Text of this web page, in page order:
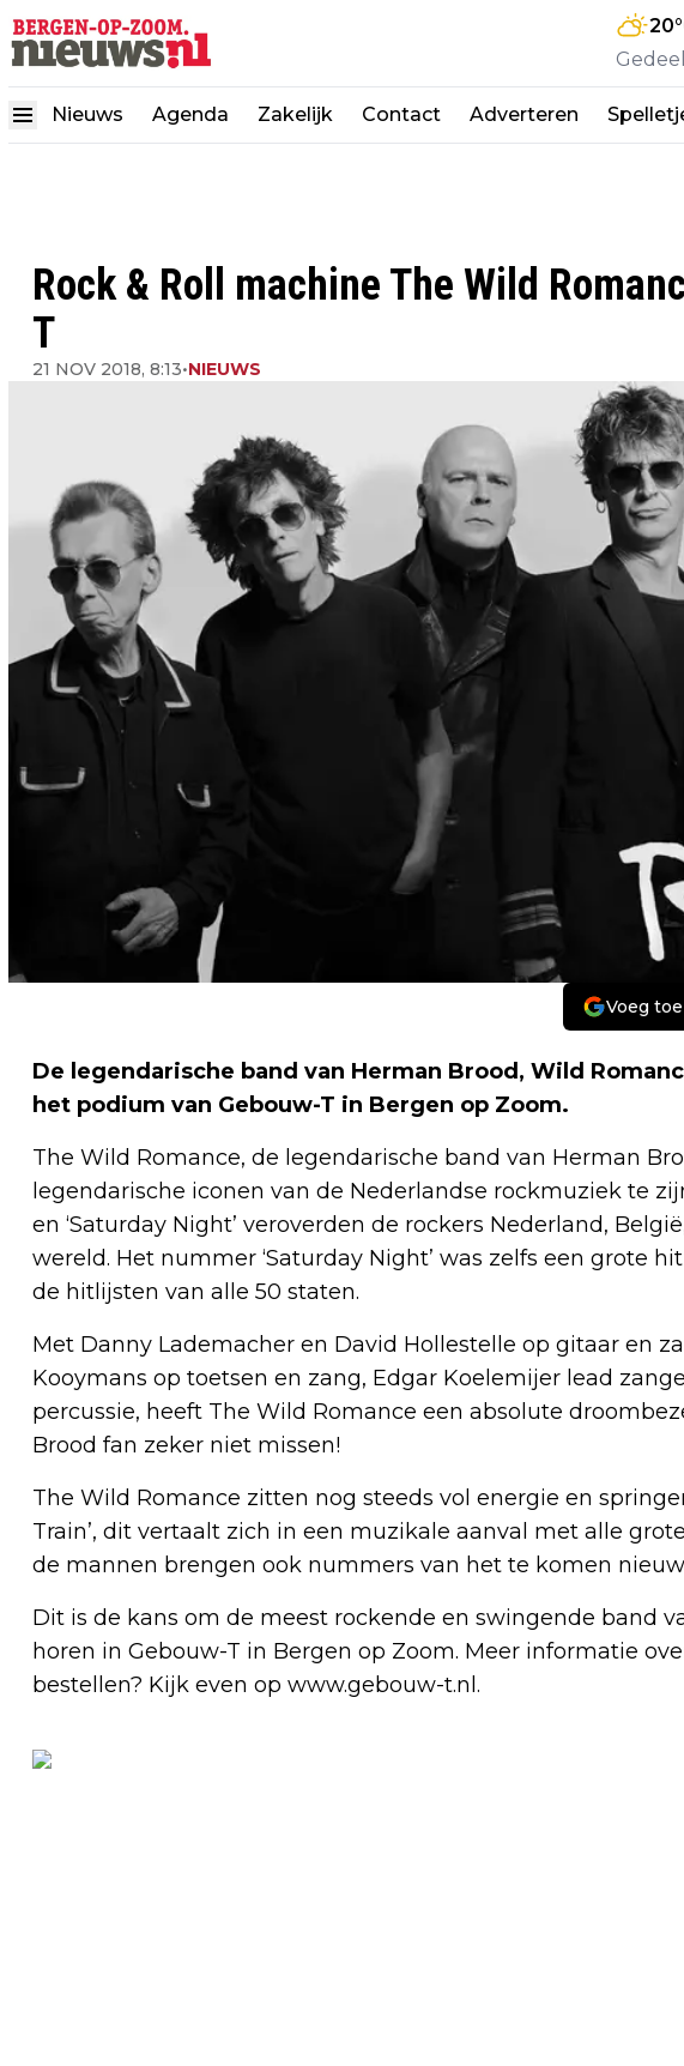
20
Nieuws Agenda Zakelijk Contact Adverteren
Rock & Roll machine The Wild
T
21 NOV 2018, 8:13•NIEUWS
Voeg
De legendarische band van Herman Brood, Wild
het podium van Gebouw-T in Bergen op Zoom.
The Wild Romance, de legendarische band van Herman
legendarische iconen van de Nederlandse rockmuziek te
en ‘Saturday Night’ veroverden de rockers Nederland,
wereld. Het nummer ‘Saturday Night’ was zelfs een grote
de hitlijsten van alle 50 staten.
Met Danny Lademacher en David Hollestelle op gitaar en
Kooymans op toetsen en zang, Edgar Koelemijer lead
percussie, heeft The Wild Romance een absolute
Brood fan zeker niet missen!
The Wild Romance zitten nog steeds vol energie en
Train’, dit vertaalt zich in een muzikale aanval met alle
de mannen brengen ook nummers van het te komen
Dit is de kans om de meest rockende en swingende band
horen in Gebouw-T in Bergen op Zoom. Meer informatie
bestellen? Kijk even op www.gebouw-t.nl.